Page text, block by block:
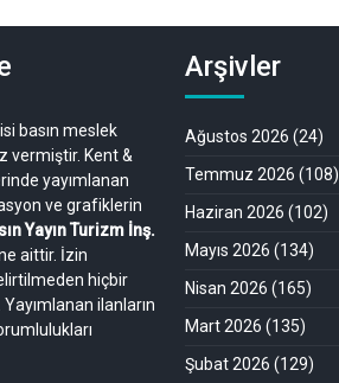
basın meslek
vermiştir. Kent &
yayımlanan
ve grafiklerin
Yayın Turizm İnş.
aittir. İzin
hiçbir
ilanların
Arşivler
Ağustos 2026 (24)
Temmuz 2026 (108)
Haziran 2026 (102)
Mayıs 2026 (134)
Nisan 2026 (165)
Mart 2026 (135)
Şubat 2026 (129)